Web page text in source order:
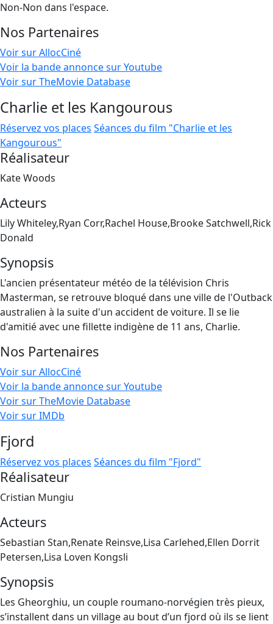
Non-Non dans l'espace.
Nos Partenaires
Voir sur AllocCiné
Voir la bande annonce sur Youtube
Voir sur TheMovie Database
Charlie et les Kangourous
Réservez vos places Séances du film "Charlie et les
Kangourous"
Réalisateur
Kate Woods
Acteurs
Lily Whiteley,Ryan Corr,Rachel House,Brooke Satchwell,Rick
Donald
Synopsis
L'ancien présentateur météo de la télévision Chris
Masterman, se retrouve bloqué dans une ville de l'Outback
australien à la suite d'un accident de voiture. Il se lie
d'amitié avec une fillette indigène de 11 ans, Charlie.
Nos Partenaires
Voir sur AllocCiné
Voir la bande annonce sur Youtube
Voir sur TheMovie Database
Voir sur IMDb
Fjord
Réservez vos places Séances du film "Fjord"
Réalisateur
Cristian Mungiu
Acteurs
Sebastian Stan,Renate Reinsve,Lisa Carlehed,Ellen Dorrit
Petersen,Lisa Loven Kongsli
Synopsis
Les Gheorghiu, un couple roumano-norvégien très pieux,
s’installent dans un village au bout d’un fjord où ils se lient